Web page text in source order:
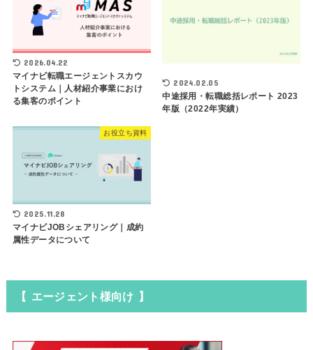
2026.04.22
マイナビ転職エージェントスカウ
トシステム｜人材紹介事業におけ
る集客のポイント
2024.02.05
中途採用・転職総括レポート 2023
年版（2022年実績）
お役立ち資料
2025.11.28
マイナビJOBシェアリング｜成約
属性データについて
【 エージェント様向け 】